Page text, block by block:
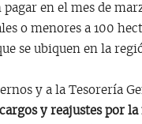
en el mes de
o menores a 100
se ubiquen en la
y a la Tesorería
y reajustes por la